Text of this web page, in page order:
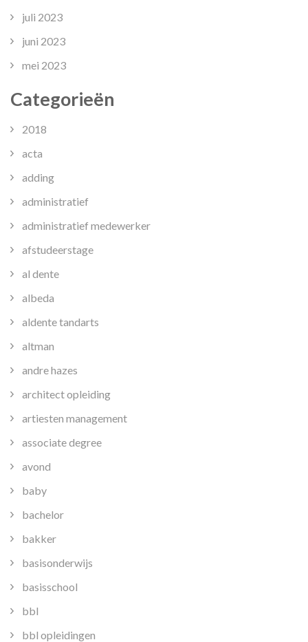
juli 2023
juni 2023
mei 2023
Categorieën
2018
acta
adding
administratief
administratief medewerker
afstudeerstage
al dente
albeda
aldente tandarts
altman
andre hazes
architect opleiding
artiesten management
associate degree
avond
baby
bachelor
bakker
basisonderwijs
basisschool
bbl
bbl opleidingen